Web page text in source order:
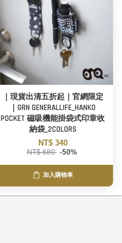
｜現貨出清五折起｜官網限定
｜GRN GENERALLIFE_HANKO
POCKET 磁吸機能掛袋式印章收
納袋_2COLORS
NT$ 340
NT$ 680 -50%
加入購物車